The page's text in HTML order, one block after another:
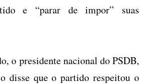
e “parar de impor” suas
o presidente nacional do PSDB,
disse que o partido respeitou o